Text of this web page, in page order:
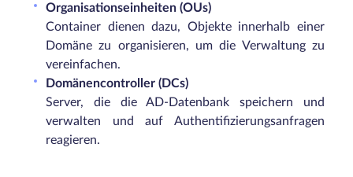
Organisationseinheiten (OUs)
Container dienen dazu, Objekte innerhalb einer
Domäne zu organisieren, um die Verwaltung zu
vereinfachen.
Domänencontroller (DCs)
Server, die die AD-Datenbank speichern und
verwalten und auf Authentifizierungsanfragen
reagieren.